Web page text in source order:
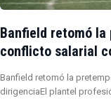
Banfield retomó la
conflicto salarial
Banfield retomó la
dirigenciaEl plantel